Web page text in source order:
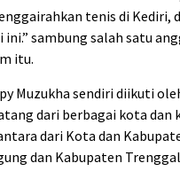
tenis di Kediri,
ini.” sambung salah satu
itu.
Muzukha sendiri diikuti
dari berbagai kota dan
dari Kota dan
dan Kabupaten